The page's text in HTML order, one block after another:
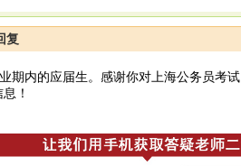
复
期内的应届生。感谢你对上海公务员考
！